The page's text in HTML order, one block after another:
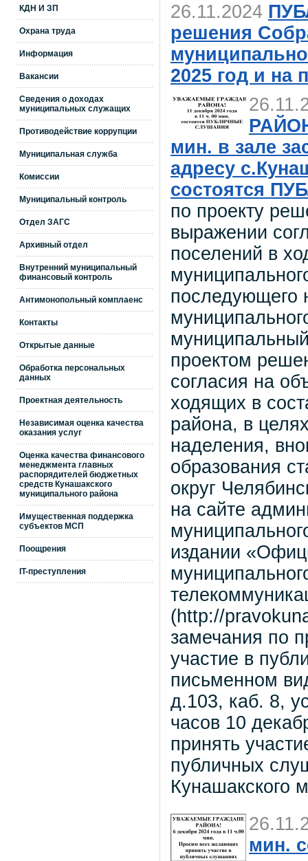
КДН И ЗП
Охрана труда
Информация
Вакансии
Сведения о доходах
муниципальных служащих
Противодействие коррупции
Муниципальная служба
Комиссии
Муниципальный контроль
Отдел ЗАГС
Архивный отдел
Внутренний муниципальный
финансовый контроль
Антимонопольный комплаенс
Контакты
Открытые данные
Обработка персональных
данных
Проектная деятельность
Независимая оценка качества
оказания услуг
Оценка качества финансового
менеджмента главных
распорядителей бюджетных
средств Кунашакского
муниципального района
Имущественная поддержка
субъектов МСП
Поощрения
IT-преступления
26.11.2024
решения
2025 год и на
мин. в зале
адресу
состоятся
по проекту
выражении
поселений в
последующего
проектом
согласия на
ходящих в
района, в
наделения,
образования
округ
на сайте
издании
(http://
замечания по
участие в
письменном
д.103, каб. 8,
часов 10
принять
публичных
Кунашакского
мин.